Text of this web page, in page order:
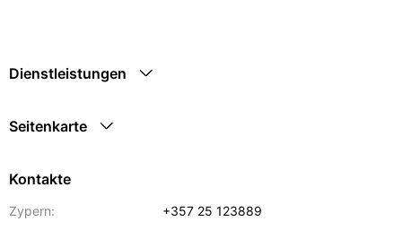
Dienstleistungen
Seitenkarte
Kontakte
Zypern:
+357 25 123889